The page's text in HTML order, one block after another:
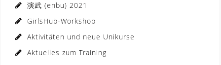
演武 (enbu) 2021
GirlsHub-Workshop
Aktivitäten und neue Unikurse
Aktuelles zum Training